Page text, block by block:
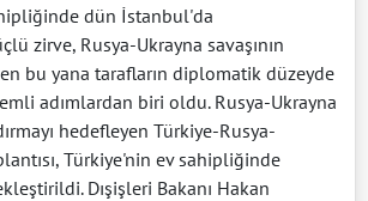
dün İstanbul'da
zirve, Rusya-Ukrayna savaşının
bu yana tarafların diplomatik düzeyde
adımlardan biri oldu. Rusya-Ukrayna
hedefleyen Türkiye-Rusya-
Türkiye'nin ev sahipliğinde
Dışişleri Bakanı Hakan